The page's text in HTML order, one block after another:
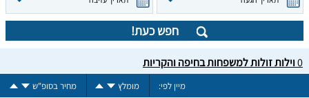
חפש כעת!
0וילות זולות למשפחות בחיפה והקריות
מיין לפי: מומלץ מחיר בסופ"ש